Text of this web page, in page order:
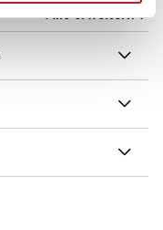
Alle erweitern+